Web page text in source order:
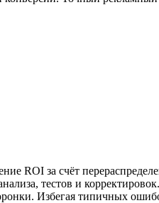
ROI за счёт
тестов и корректировок.
Избегая типичных